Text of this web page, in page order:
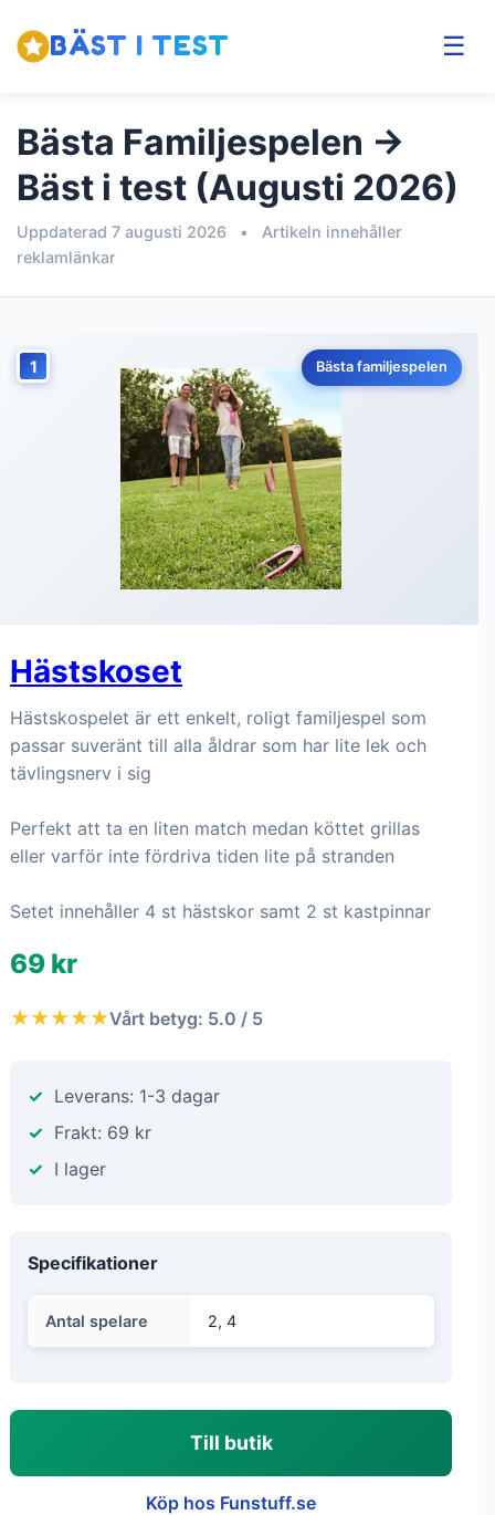
BÄST I TEST ☰
Bästa Familjespelen →
Bäst i test (Augusti 2026)
Uppdaterad 7 augusti 2026 •
Artikeln innehåller
reklamlänkar
1 Bästa familjespelen
Hästskoset
Hästskospelet är ett enkelt, roligt familjespel som
passar suveränt till alla åldrar som har lite lek och
tävlingsnerv i sig
Perfekt att ta en liten match medan köttet grillas
eller varför inte fördriva tiden lite på stranden
Setet innehåller 4 st hästskor samt 2 st kastpinnar
69 kr
★★★★★Vårt betyg: 5.0 / 5
Leverans: 1-3 dagar
Frakt: 69 kr
I lager
Specifikationer
Antal spelare 2, 4
Till butik
Köp hos Funstuff.se